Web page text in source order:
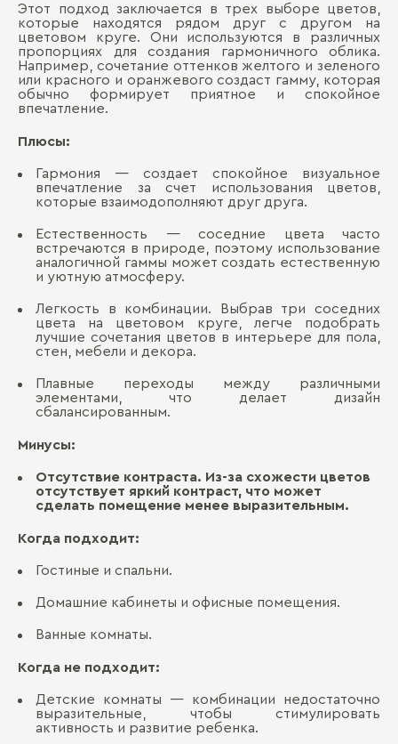
Этот подход заключается в трех выборе цветов,
которые находятся рядом друг с другом на
цветовом круге. Они используются в различных
пропорциях для создания гармоничного облика.
Например, сочетание оттенков желтого и зеленого
или красного и оранжевого создаст гамму, которая
обычно формирует приятное и спокойное
впечатление.
Плюсы:
Гармония — создает спокойное визуальное
впечатление за счет использования цветов,
которые взаимодополняют друг друга.
Естественность — соседние цвета часто
встречаются в природе, поэтому использование
аналогичной гаммы может создать естественную
и уютную атмосферу.
Легкость в комбинации. Выбрав три соседних
цвета на цветовом круге, легче подобрать
лучшие сочетания цветов в интерьере для пола,
стен, мебели и декора.
Плавные переходы между различными
элементами, что делает дизайн
сбалансированным.
Минусы:
Отсутствие контраста. Из-за схожести цветов
отсутствует яркий контраст, что может
сделать помещение менее выразительным.
Когда подходит:
Гостиные и спальни.
Домашние кабинеты и офисные помещения.
Ванные комнаты.
Когда не подходит:
Детские комнаты — комбинации недостаточно
выразительные, чтобы стимулировать
активность и развитие ребенка.